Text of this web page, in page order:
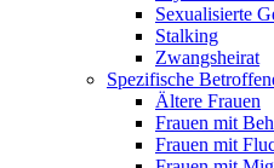
Sexualisierte
Stalking
Zwangsheirat
Spezifische
Ältere Frauen
Frauen mit
Frauen mit